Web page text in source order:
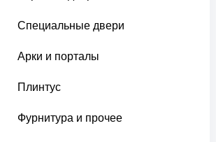
Специальные двери
Арки и порталы
Плинтус
Фурнитура и прочее